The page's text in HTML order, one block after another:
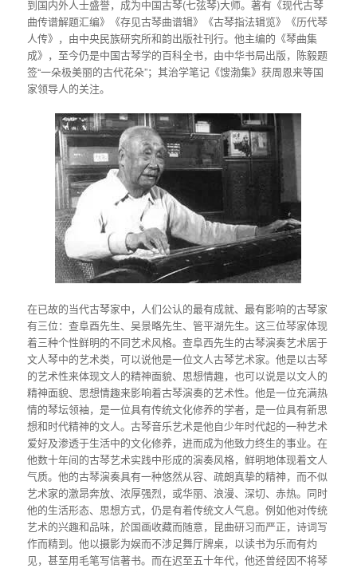
到国内外人士盛誉，成为中国古琴(七弦琴)大师。著有《现代古琴
曲传谱解题汇编》《存见古琴曲谱辑》《古琴指法辑览》《历代琴
人传》，由中央民族研究所和韵出版社刊行。他主编的《琴曲集
成》，至今仍是中国古琴学的百科全书，由中华书局出版，陈毅题
签“一朵极美丽的古代花朵”；其治学笔记《馊渤集》获周恩来等国
家领导人的关注。
在已故的当代古琴家中，人们公认的最有成就、最有影响的古琴家
有三位：查阜酉先生、吴景略先生、管平湖先生。这三位琴家体现
着三种个性鲜明的不同艺术风格。查阜西先生的古琴演奏艺术居于
文人琴中的艺术类，可以说他是一位文人古琴艺术家。他是以古琴
的艺术性来体现文人的精神面貌、思想情趣，也可以说是以文人的
精神面貌、思想情趣来影响着古琴演奏的艺术性。他是一位充满热
情的琴坛领袖，是一位具有传统文化修养的学者，是一位具有新思
想和时代精神的文人。古琴音乐艺术是他自少年时代起的一种艺术
爱好及渗透于生活中的文化修养，进而成为他致力终生的事业。在
他数十年间的古琴艺术实践中形成的演奏风格，鲜明地体现着文人
气质。他的古琴演奏具有一种悠然从容、疏朗真挚的精神，而不似
艺术家的激昂奔放、浓厚强烈，或华丽、浪漫、深切、赤热。同时
他的生活形态、思想方式，仍是有着传统文人气息。例如他对传统
艺术的兴趣和品味，於国画收藏而随意，昆曲研习而严正，诗词写
作而精到。他以摄影为娱而不涉足舞厅牌桌，以读书为乐而有灼
见，甚至用毛笔写信著书。而在迟至五十年代，他还曾经因不将琴